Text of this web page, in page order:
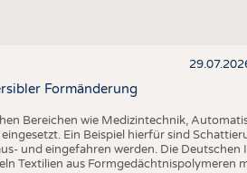
Formänderung
Bereichen wie Medizintechnik,
Ein Beispiel hierfür sind
und eingefahren werden. Die
Textilien aus Formgedächtnispolymeren